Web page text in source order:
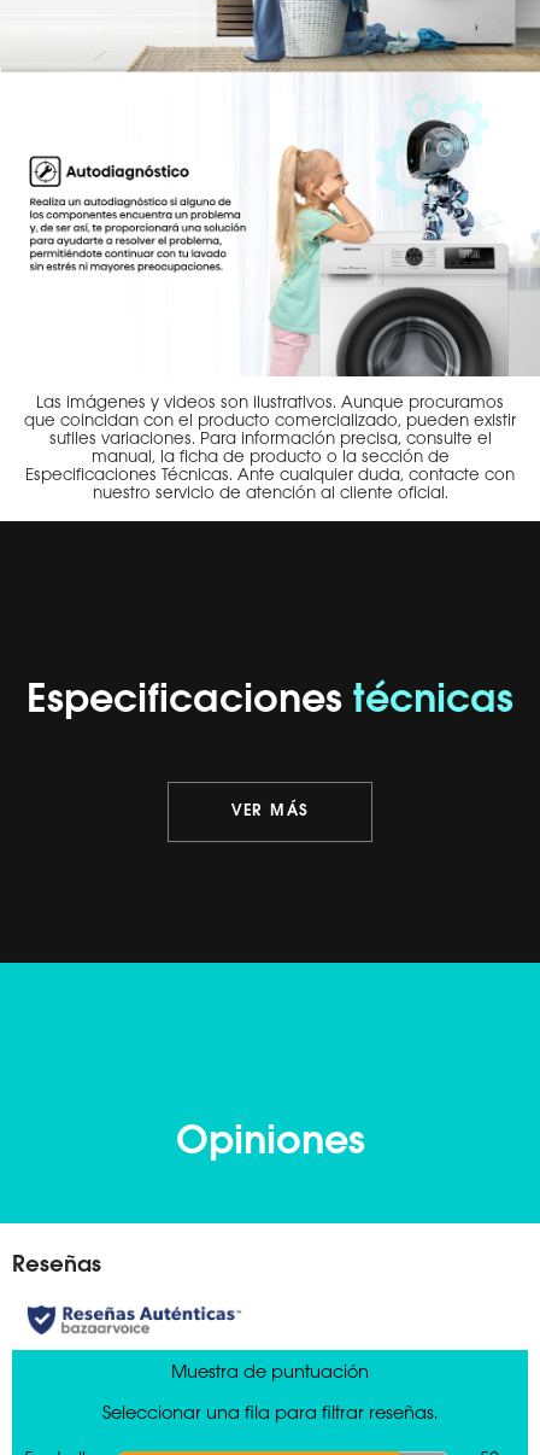
Las imágenes y videos son ilustrativos. Aunque procuramos
que coincidan con el producto comercializado, pueden existir
sutiles variaciones. Para información precisa, consulte el
manual, la ficha de producto o la sección de
Especificaciones Técnicas. Ante cualquier duda, contacte con
nuestro servicio de atención al cliente oficial.
Especificaciones técnicas
VER MÁS
Opiniones